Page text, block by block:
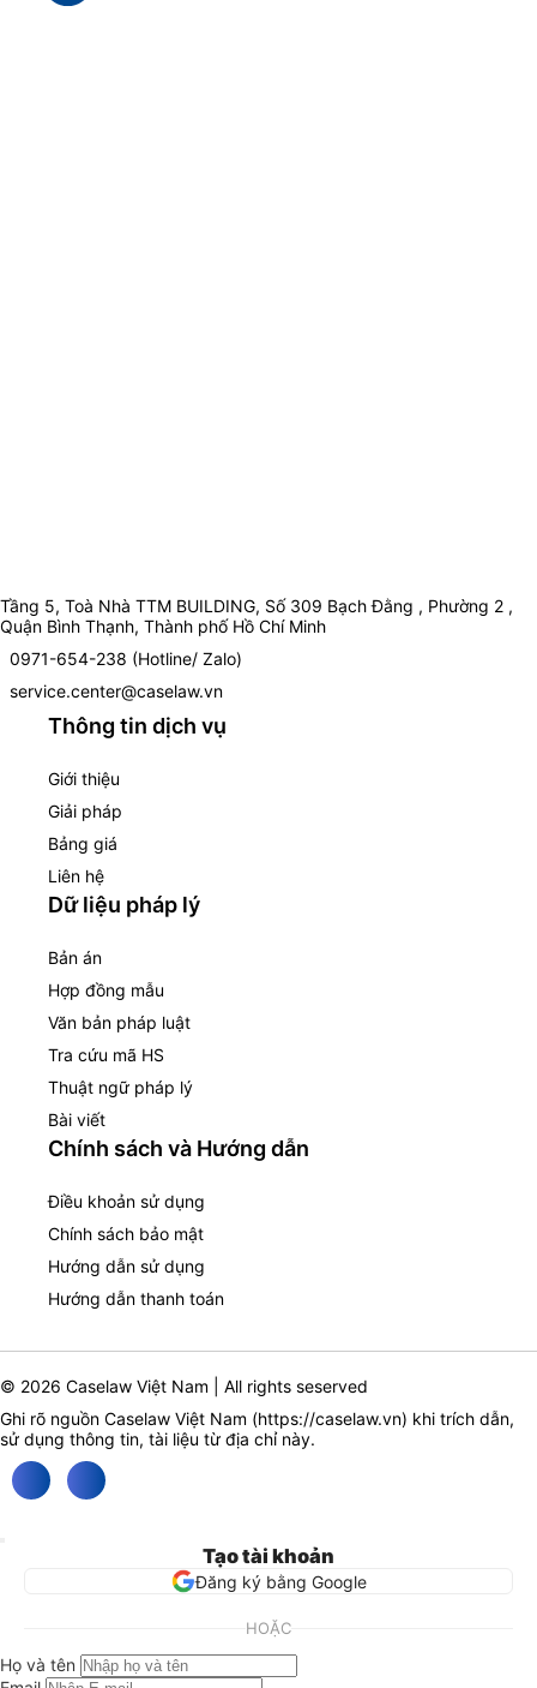
Tầng 5, Toà Nhà TTM BUILDING, Số 309 Bạch Đằng , Phường 2 ,
Quận Bình Thạnh, Thành phố Hồ Chí Minh
0971-654-238 (Hotline/ Zalo)
service.center@caselaw.vn
Thông tin dịch vụ
Giới thiệu
Giải pháp
Bảng giá
Liên hệ
Dữ liệu pháp lý
Bản án
Hợp đồng mẫu
Văn bản pháp luật
Tra cứu mã HS
Thuật ngữ pháp lý
Bài viết
Chính sách và Hướng dẫn
Điều khoản sử dụng
Chính sách bảo mật
Hướng dẫn sử dụng
Hướng dẫn thanh toán
© 2026 Caselaw Việt Nam | All rights seserved
Ghi rõ nguồn Caselaw Việt Nam (https://caselaw.vn) khi trích dẫn,
sử dụng thông tin, tài liệu từ địa chỉ này.
Tạo tài khoản
Đăng ký bằng Google
HOẶC
Họ và tên